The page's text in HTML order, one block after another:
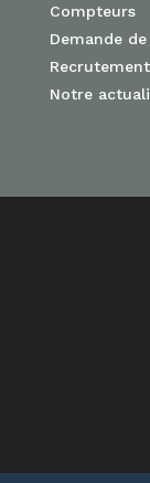
Compteurs
Demande
Recrutement
Notre